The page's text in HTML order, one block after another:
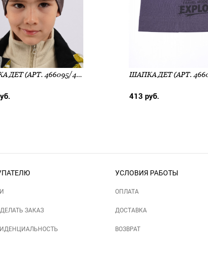
ШАПКА ДЕТ (АРТ. 466095/4РП) ШАПКА ДЕТ (АРТ.
413 руб.
ЗАКАЗ
УСЛОВИЯ РАБОТЫ
ОПЛАТА
ДОСТАВКА
ВОЗВРАТ